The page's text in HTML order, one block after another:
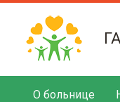
О больнице